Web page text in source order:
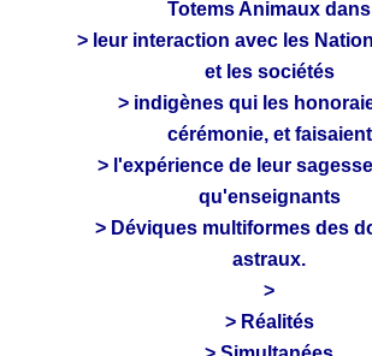
Totems Animaux dans
> leur interaction avec les
et les sociétés
> indigènes qui les
cérémonie, et faisaient
> l'expérience de leur
qu'enseignants
> Déviques multiformes des
astraux.
>
> Réalités